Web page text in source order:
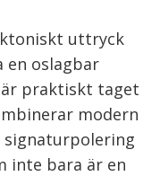
uttryck
en oslagbar
praktiskt taget
modern
signaturpolering
inte bara är en